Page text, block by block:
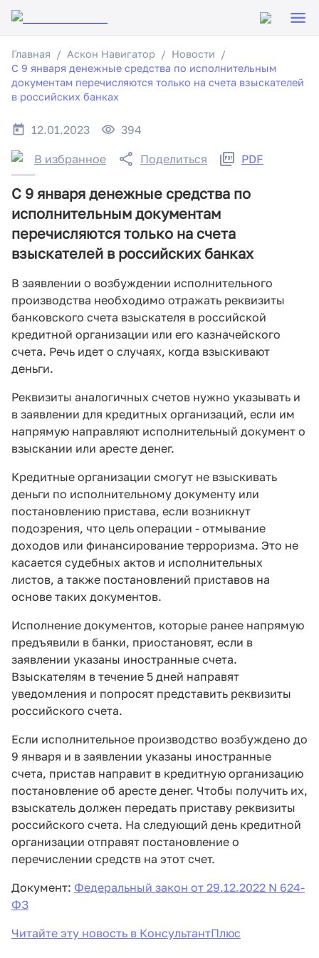
Главная Аскон Навигатор
Новости
С 9 января денежные средства по исполнительным
документам перечисляются только на счета взыскателей
в российских банках
12.01.2023 394
В избранное Поделиться PDF
С 9 января денежные средства по
исполнительным документам
перечисляются только на счета
взыскателей в российских банках
В заявлении о возбуждении исполнительного
производства необходимо отражать реквизиты
банковского счета взыскателя в российской
кредитной организации или его казначейского
счета. Речь идет о случаях, когда взыскивают
деньги.
Реквизиты аналогичных счетов нужно указывать и
в заявлении для кредитных организаций, если им
напрямую направляют исполнительный документ о
взыскании или аресте денег.
Кредитные организации смогут не взыскивать
деньги по исполнительному документу или
постановлению пристава, если возникнут
подозрения, что цель операции - отмывание
доходов или финансирование терроризма. Это не
касается судебных актов и исполнительных
листов, а также постановлений приставов на
основе таких документов.
Исполнение документов, которые ранее напрямую
предъявили в банки, приостановят, если в
заявлении указаны иностранные счета.
Взыскателям в течение 5 дней направят
уведомления и попросят представить реквизиты
российского счета.
Если исполнительное производство возбуждено до
9 января и в заявлении указаны иностранные
счета, пристав направит в кредитную организацию
постановление об аресте денег. Чтобы получить их,
взыскатель должен передать приставу реквизиты
российского счета. На следующий день кредитной
организации отправят постановление о
перечислении средств на этот счет.
Документ: Федеральный закон от 29.12.2022 N 624-
ФЗ
Читайте эту новость в КонсультантПлюс